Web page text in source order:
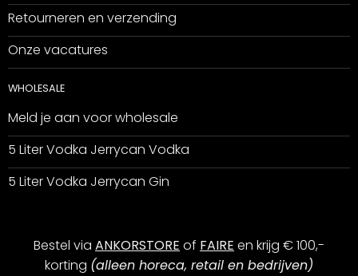
Retourneren en verzending
Onze vacatures
WHOLESALE
Meld je aan voor wholesale
5 Liter Vodka Jerrycan Vodka
5 Liter Vodka Jerrycan Gin
Bestel via ANKORSTORE of FAIRE en krijg € 100,-
korting (alleen horeca, retail en bedrijven)